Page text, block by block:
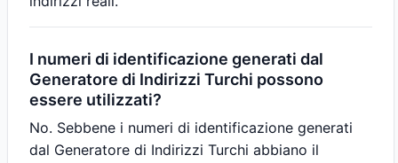
I numeri di identificazione generati dal
Generatore di Indirizzi Turchi possono
essere utilizzati?
No. Sebbene i numeri di identificazione generati
dal Generatore di Indirizzi Turchi abbiano il